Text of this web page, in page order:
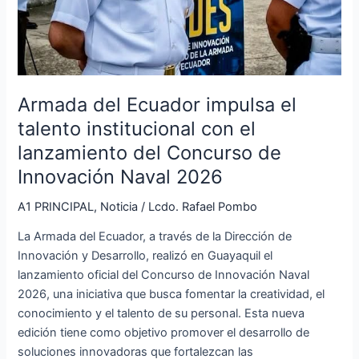
Armada del Ecuador impulsa el
talento institucional con el
lanzamiento del Concurso de
Innovación Naval 2026
A1 PRINCIPAL, Noticia / Lcdo. Rafael Pombo
La Armada del Ecuador, a través de la Dirección de
Innovación y Desarrollo, realizó en Guayaquil el
lanzamiento oficial del Concurso de Innovación Naval
2026, una iniciativa que busca fomentar la creatividad, el
conocimiento y el talento de su personal. Esta nueva
edición tiene como objetivo promover el desarrollo de
soluciones innovadoras que fortalezcan las